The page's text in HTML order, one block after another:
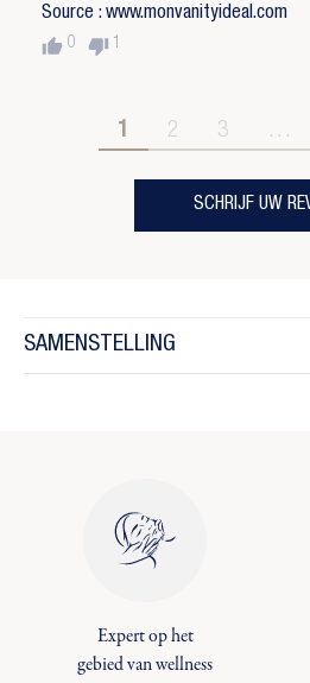
Source : www.monvanityideal.com
thumb_up 0 thumb_down 1
1 2 3 …
SCHRIJF UW
SAMENSTELLING
Expert op het
gebied van wellness